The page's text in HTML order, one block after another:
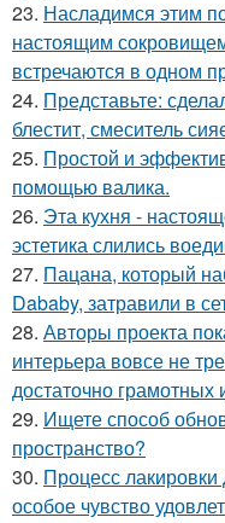
23. Насладимся этим
настоящим
встречаются в одном
24. Представьте:
блестит, смеситель
25. Простой и
помощью валика.
26. Эта кухня -
эстетика слились
27. Пацана, который
Dababy, затравили в
28. Авторы проекта
интерьера вовсе не
достаточно
29. Ищете способ
пространство?
30. Процесс
особое чувство